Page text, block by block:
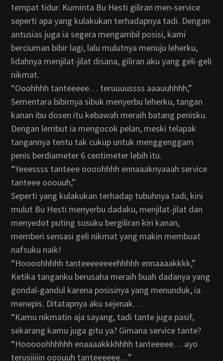
tempat tidur. Kuminta Bu Hesti giliran men-service
seperti apa yang kulakukan terhadapnya tadi. Dengan
antusias juga ia segera mengambil posisi, kami
berciuman bibir lagi, lalu mulutnya menuju leherku,
lidahnya menjilat-jilat disana, giliran aku yang geli-geli
nikmat.
“Ooohhhh tanteeeee… teruuuussss aaauuhhhh,”
Sementara bibirnya sibuk menyerbu leherku, tangan
kanan ibu dosen itu kebawah meraih batang penisku.
Dengan lembut ia mengocok pelan, meski telapak
tangannya tentu tak cukup untuk menggenggam
penis berdiameter 6 centimeter lebih itu.
“Yeeessss tanteee oooohhhh ennaaaknyaaah service
tanteee ooouuh,”
Seperti yang kulakukan terhadap tubuhnya tadi, kini
mulut Bu Hesti menyerbu dadaku, menjilat-jilat dan
menyedot puting susuku bergiliran kiri kanan,
memberi sensasi geli nikmat yang makin membuat
nafsuku naik!
“Hoooohhhhh tanteeeeeeeehhhhh ennaaaakkkk,”
Ketika tanganku berusaha meraih buah dadanya yang
gondal-gandul karena posisinya yang menunduk, ia
menepis. Ditatapnya aku sejenak…
“Kamu nikmatin aja sayang, tadi tante juga pasif,
sekarang kamu juga gitu ya? Gimana service tante?
“Hooooohhhhhh enaaaakkkhhhh tanteeeee… ayo
terusiiiiin ooouuh tanteeeeee…”